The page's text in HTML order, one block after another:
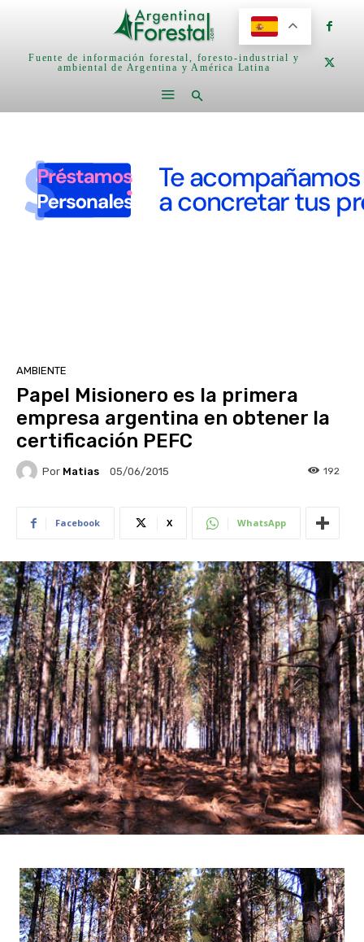
Fuente de información forestal, foresto-industrial y
ambiental de Argentina y América Latina
AMBIENTE
Papel Misionero es la primera
empresa argentina en obtener la
certificación PEFC
Por Matias 05/06/2015 192
Facebook X WhatsApp